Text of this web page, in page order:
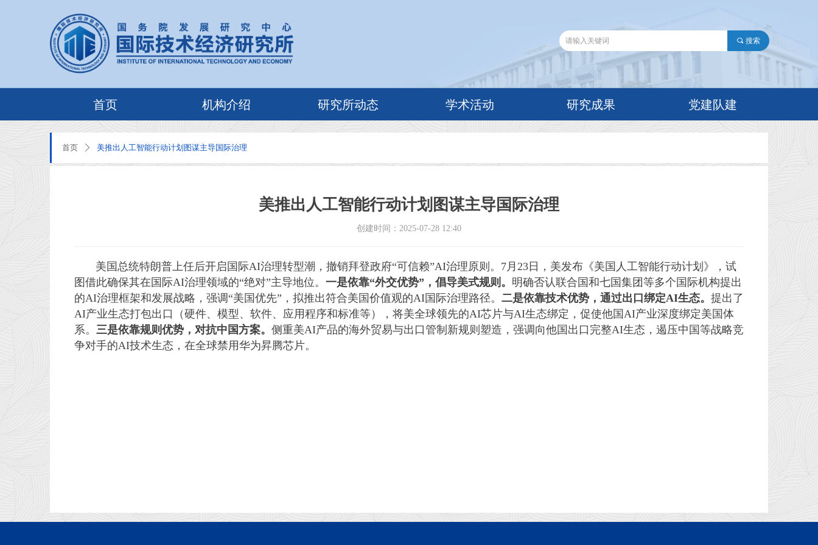
首页 机构介绍 研究所动态 学术活动 研究成果 党建队建
끠 搜索
首页 ꄲ 美推出人工智能行动计划图谋主导国际治理
美推出人工智能行动计划图谋主导国际治理
美国总统特朗普上任后开启国际AI治理转型潮，撤销拜登政府“可信赖”AI治理原则。7月23日，美发布《美国人工智能行动计划》，试
图借此确保其在国际AI治理领域的“绝对”主导地位。 一是依靠“外交优势”，倡导美式规则。 明确否认联合国和七国集团等多个国际机构提出
的AI治理框架和发展战略，强调“美国优先”，拟推出符合美国价值观的AI国际治理路径。 二是依靠技术优势，通过出口绑定AI生态。 提出了
AI产业生态打包出口（硬件、模型、软件、应用程序和标准等），将美全球领先的AI芯片与AI生态绑定，促使他国AI产业深度绑定美国体
系。 三是依靠规则优势，对抗中国方案。 侧重美AI产品的海外贸易与出口管制新规则塑造，强调向他国出口完整AI生态，遏压中国等战略竞
争对手的AI技术生态，在全球禁用华为昇腾芯片。
创建时间： 2025-07-28 12:40